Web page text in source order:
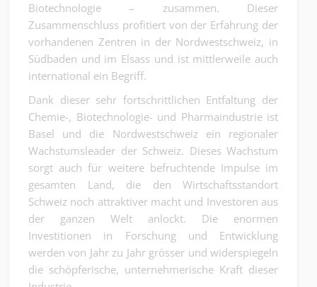
Biotechnologie – zusammen. Dieser
Zusammenschluss profitiert von der Erfahrung der
vorhandenen Zentren in der Nordwestschweiz, in
Südbaden und im Elsass und ist mittlerweile auch
international ein Begriff.
Dank dieser sehr fortschrittlichen Entfaltung der
Chemie-, Biotechnologie- und Pharmaindustrie ist
Basel und die Nordwestschweiz ein regionaler
Wachstumsleader der Schweiz. Dieses Wachstum
sorgt auch für weitere befruchtende Impulse im
gesamten Land, die den Wirtschaftsstandort
Schweiz noch attraktiver macht und Investoren aus
der ganzen Welt anlockt. Die enormen
Investitionen in Forschung und Entwicklung
werden von Jahr zu Jahr grösser und widerspiegeln
die schöpferische, unternehmerische Kraft dieser